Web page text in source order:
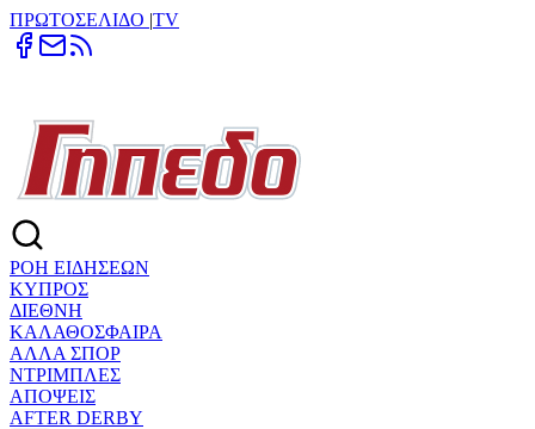
ΠΡΩΤΟΣΕΛΙΔΟ |TV
ΡΟΗ ΕΙΔΗΣΕΩΝ
ΚΥΠΡΟΣ
ΔΙΕΘΝΗ
ΚΑΛΑΘΟΣΦΑΙΡΑ
ΑΛΛΑ ΣΠΟΡ
ΝΤΡΙΜΠΛΕΣ
ΑΠΟΨΕΙΣ
AFTER DERBY